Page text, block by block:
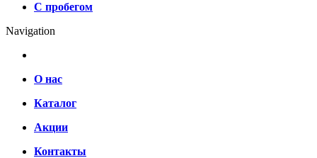
С пробегом
Navigation
О нас
Каталог
Акции
Контакты